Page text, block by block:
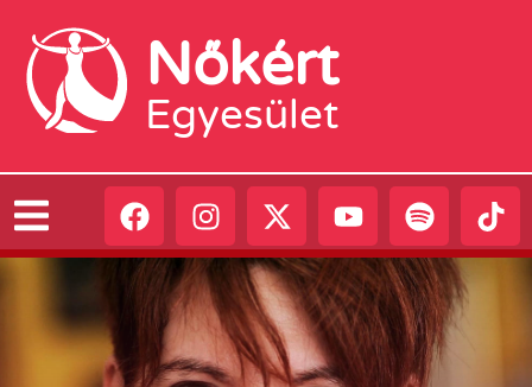
Nőkért
Egyesület